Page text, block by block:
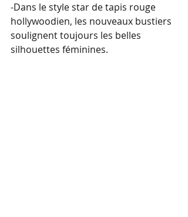
-Dans le style star de tapis rouge
hollywoodien, les nouveaux bustiers
soulignent toujours les belles
silhouettes féminines.